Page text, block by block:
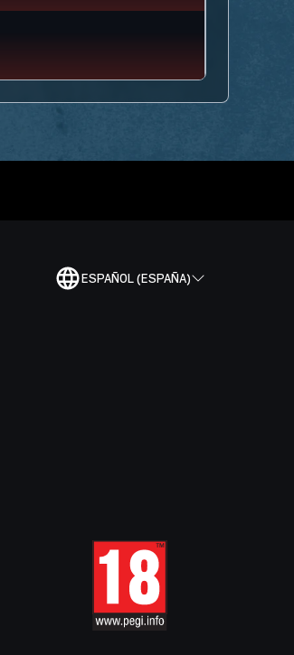
ESPAÑOL (ESPAÑA)